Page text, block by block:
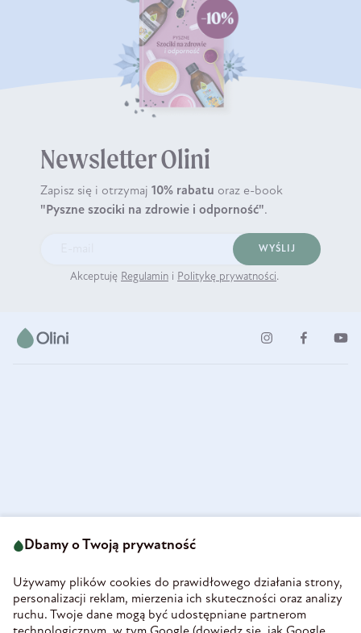
Newsletter Olini
Zapisz się i otrzymaj 10% rabatu oraz e-book
"Pyszne szociki na zdrowie i odporność".
WYŚLIJ
Akceptuję Regulamin i Politykę prywatności.
58-160 Świebodzice
REGON 890213034
INFORMACJE
Dbamy o Twoją prywatność
Używamy plików cookies do prawidłowego działania strony,
personalizacji reklam, mierzenia ich skuteczności oraz analizy
ruchu. Twoje dane mogą być udostępniane partnerom